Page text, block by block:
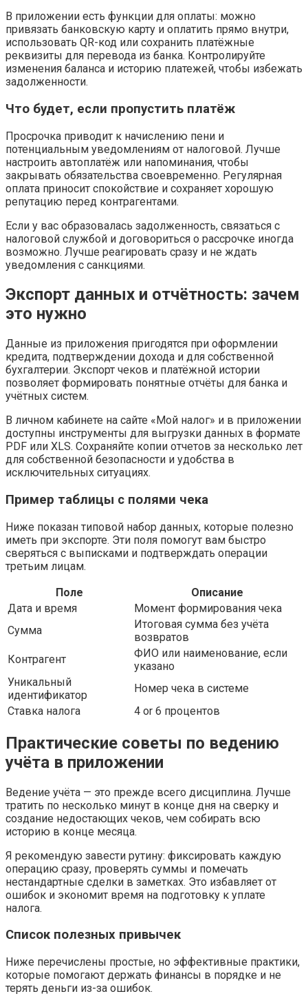
В приложении есть функции для оплаты: можно
привязать банковскую карту и оплатить прямо внутри,
использовать QR-код или сохранить платёжные
реквизиты для перевода из банка. Контролируйте
изменения баланса и историю платежей, чтобы избежать
задолженности.
Что будет, если пропустить платёж
Просрочка приводит к начислению пени и
потенциальным уведомлениям от налоговой. Лучше
настроить автоплатёж или напоминания, чтобы
закрывать обязательства своевременно. Регулярная
оплата приносит спокойствие и сохраняет хорошую
репутацию перед контрагентами.
Если у вас образовалась задолженность, связаться с
налоговой службой и договориться о рассрочке иногда
возможно. Лучше реагировать сразу и не ждать
уведомления с санкциями.
Экспорт данных и отчётность: зачем
это нужно
Данные из приложения пригодятся при оформлении
кредита, подтверждении дохода и для собственной
бухгалтерии. Экспорт чеков и платёжной истории
позволяет формировать понятные отчёты для банка и
учётных систем.
В личном кабинете на сайте «Мой налог» и в приложении
доступны инструменты для выгрузки данных в формате
PDF или XLS. Сохраняйте копии отчетов за несколько лет
для собственной безопасности и удобства в
исключительных ситуациях.
Пример таблицы с полями чека
Ниже показан типовой набор данных, которые полезно
иметь при экспорте. Эти поля помогут вам быстро
сверяться с выписками и подтверждать операции
третьим лицам.
Поле
Описание
Дата и время
Момент формирования чека
Сумма
Итоговая сумма без учёта
возвратов
Контрагент
ФИО или наименование, если
указано
Уникальный
идентификатор
Номер чека в системе
Ставка налога
4 or 6 процентов
Практические советы по ведению
учёта в приложении
Ведение учёта — это прежде всего дисциплина. Лучше
тратить по несколько минут в конце дня на сверку и
создание недостающих чеков, чем собирать всю
историю в конце месяца.
Я рекомендую завести рутину: фиксировать каждую
операцию сразу, проверять суммы и помечать
нестандартные сделки в заметках. Это избавляет от
ошибок и экономит время на подготовку к уплате
налога.
Список полезных привычек
Ниже перечислены простые, но эффективные практики,
которые помогают держать финансы в порядке и не
терять деньги из-за ошибок.